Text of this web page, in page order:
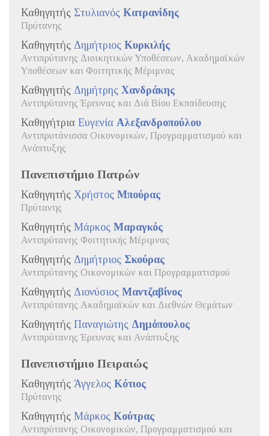
Καθηγητής Στυλιανός Κατρανίδης
Πρύτανης
Καθηγητής Δημήτριος Κυρκιλής
Αντιπρύτανης Διοικητικών Υποθέσεων, Ακαδημαϊκών
Υποθέσεων και Φοιτητικής Μέριμνας
Καθηγητής Δημήτρης Χανδράκης
Αντιπρύτανης Έρευνας και Διά Βίου Εκπαίδευσης
Καθηγήτρια Ευγενία Αλεξανδροπούλου
Αντιπρυτάνισσα Οικονομικών, Προγραμματισμού και
Ανάπτυξης
Πανεπιστήμιο Πατρών
Καθηγητής Χρήστος Μπούρας
Πρύτανης
Καθηγητής Μάρκος Μαραγκός
Αντιπρύτανης Φοιτητικής Μέριμνας
Καθηγητής Δημήτριος Σκούρας
Αντιπρύτανης Οικονομικών και Προγραμματισμού
Καθηγητής Διονύσιος Μαντζαβίνος
Αντιπρύτανης Ακαδημαϊκών και Διεθνών Θεμάτων
Καθηγητής Παναγιώτης Δημόπουλος
Αντιπρύτανης Έρευνας και Ανάπτυξης
Πανεπιστήμιο Πειραιώς
Καθηγητής Άγγελος Κότιος
Πρύτανης
Καθηγητής Μάρκος Κούτρας
Αντιπρύτανης Οικονομικών, Προγραμματισμού και